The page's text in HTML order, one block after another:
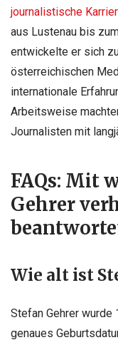
journalistische
aus Lustenau bis
entwickelte er sich
österreichischen
internationale
Arbeitsweise
Journalisten mit
FAQs: Mit
Gehrer
Wie alt ist
Stefan Gehrer wurde
genaues